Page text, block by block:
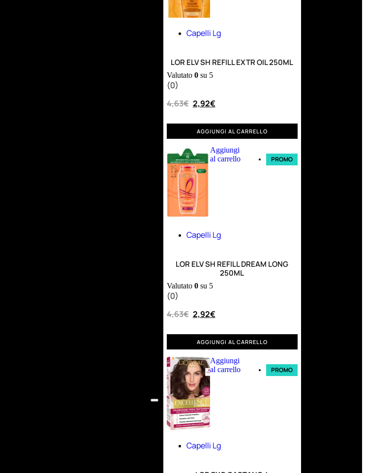
Capelli Lg
LOR ELV SH REFILL EXTR OIL 250ML
Valutato 0su 5
(0)
4,63€ 2,92€
AGGIUNGI AL CARRELLO
Aggiungi
al carrello
PROMO
Capelli Lg
LOR ELV SH REFILL DREAM LONG
250ML
Valutato 0su 5
(0)
4,63€ 2,92€
AGGIUNGI AL CARRELLO
Aggiungi
al carrello
PROMO
Capelli Lg